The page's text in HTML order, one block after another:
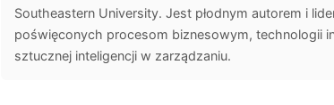
Southeastern University. Jest płodnym autorem i
poświęconych procesom biznesowym, technologii
sztucznej inteligencji w zarządzaniu.